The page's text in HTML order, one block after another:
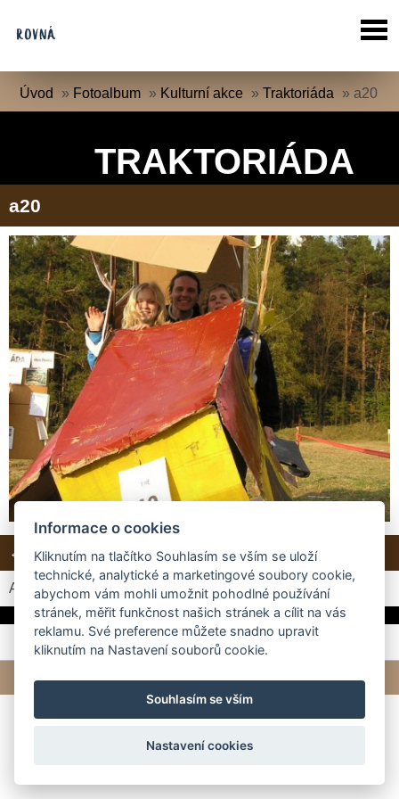
Úvod » Fotoalbum » Kulturní akce »Traktoriáda »a20
TRAKTORIÁDA
a20
← Předchozí Další → Zpět do složky
Automatické procházení:3|4|5|6| 7(čas ve vteřinách)
© 2026 eStránky.cz | Tvorba webových stránek
Informace o cookies
Kliknutím na tlačítko Souhlasím se vším se uloží
technické, analytické a marketingové soubory cookie,
abychom vám mohli umožnit pohodlné používání
stránek, měřit funkčnost našich stránek a cílit na vás
reklamu. Své preference můžete snadno upravit
kliknutím na Nastavení souborů cookie.
Souhlasím se vším
Nastavení cookies